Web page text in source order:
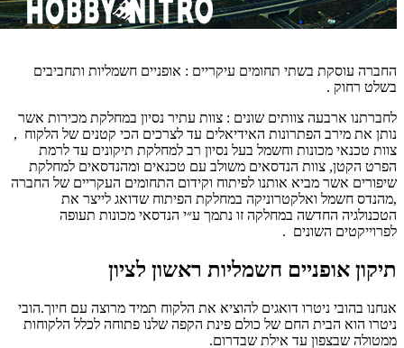
החברה עוסקת בשתי תחומים עיקריים : אופניים חשמליות ותחביבים
בשלט רחוק .
לחברתנו ארבעה צוותים שונים : צוות עתיר נסיון במחלקת מכירות אשר
נותן את מירב הפתרונות האידיאלים עד לצרכים הכי קטנים של הלקוח ,
צוות טכנאי מכונות וחשמל בעל נסיון רב למחלקת תיקונים עד לרמת
הפרט הקטן, צוות הנדסאים משולב עם טכנאים ומהנדסאים למחלקת
שיפורים אשר מביא אותנו לפיתוח וקידום התחומים העקריים של החברה
,מהנדס חשמל ואלקטרוניקה במחלקת הפיתוח שדואג לייצר את
הטכנולגיה החדשה במחלקה זו נתמך ע״י הנדסאי מכונות תעופה
לפרוייקטים השונים .
תיקון אופניים חשמליות ראשון לציון
אנחנו בהובי ניטרו דואגים להוציא את הלקוח תמיד מרוצה עם חיוך.הובי
ניטרו הוא הבית החם של כולם פינת הקפה שלנו פתוחה לכלל הלקוחות
ממטולה שבצפון עד אילת שבדרום.